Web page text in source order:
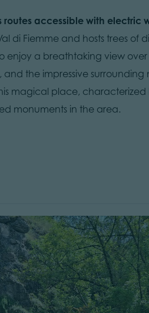
routes accessible with electric
di Fiemme and hosts trees of
enjoy a breathtaking view over
the impressive surrounding
magical place,
monuments in the area.